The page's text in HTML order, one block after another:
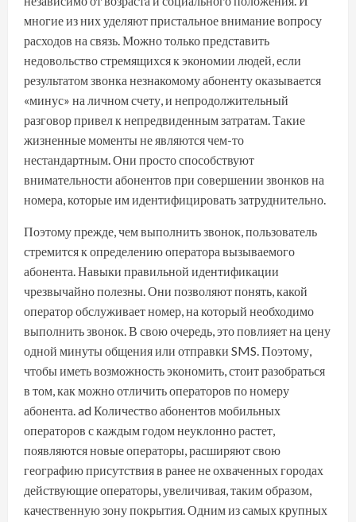
многие из них уделяют пристальное внимание вопросу
расходов на связь. Можно только представить
недовольство стремящихся к экономии людей, если
результатом звонка незнакомому абоненту оказывается
«минус» на личном счету, и непродолжительный
разговор привел к непредвиденным затратам. Такие
жизненные моменты не являются чем-то
нестандартным. Они просто способствуют
внимательности абонентов при совершении звонков на
номера, которые им идентифицировать затруднительно.
Поэтому прежде, чем выполнить звонок, пользователь
стремится к определению оператора вызываемого
абонента. Навыки правильной идентификации
чрезвычайно полезны. Они позволяют понять, какой
оператор обслуживает номер, на который необходимо
выполнить звонок. В свою очередь, это повлияет на цену
одной минуты общения или отправки SMS. Поэтому,
чтобы иметь возможность экономить, стоит разобраться
в том, как можно отличить операторов по номеру
абонента. ad Количество абонентов мобильных
операторов с каждым годом неуклонно растет,
появляются новые операторы, расширяют свою
географию присутствия в ранее не охваченных городах
действующие операторы, увеличивая, таким образом,
качественную зону покрытия. Одним из самых крупных